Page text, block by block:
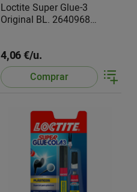
Loctite Super Glue-3
Original BL. 2640968
4,06 €/u.
Comprar